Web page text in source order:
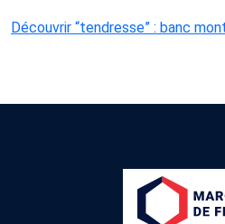
Découvrir “tendresse” : banc